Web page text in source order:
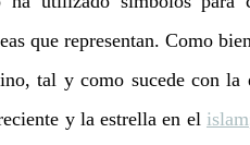
que representan. Como
tal y como sucede con
y la estrella en el islam